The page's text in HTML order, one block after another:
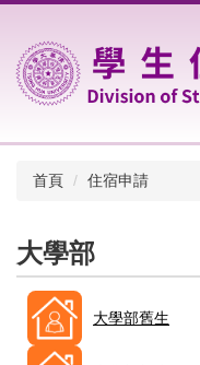
主
要
首頁
住宿申請
大學部
大學部舊生